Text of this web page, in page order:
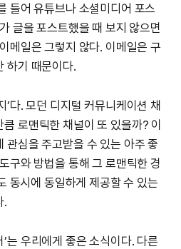
들어 유튜브나 소셜미디어 포스
글을 포스트했을 때 보지 않으면
메일은 그렇지 않다. 이메일은 구
하기 때문이다.
’다. 모던 디지털 커뮤니케이션 채
로맨틱한 채널이 또 있을까? 이
관심을 주고받을 수 있는 아주 좋
구와 방법을 통해 그 로맨틱한 경
동시에 동일하게 제공할 수 있는
.
는 우리에게 좋은 소식이다. 다른